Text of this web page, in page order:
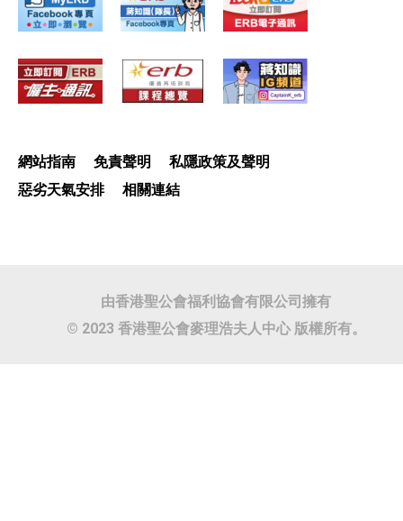
網站指南 免責聲明
私隱政策及聲明
惡劣天氣安排
相關連結
由香港聖公會福利協會有限公司擁有
© 2023 香港聖公會麥理浩夫人中心 版權所有。